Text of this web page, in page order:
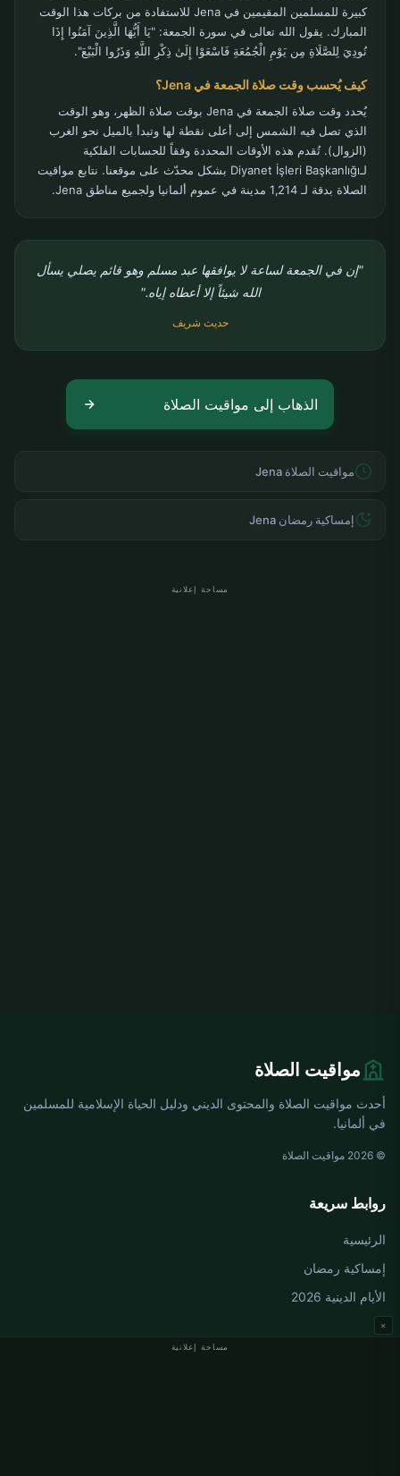
كبيرة للمسلمين المقيمين في Jena للاستفادة من بركات هذا الوقت
المبارك. يقول الله تعالى في سورة الجمعة: "يَا أَيُّهَا الَّذِينَ آمَنُوا إِذَا
نُودِيَ لِلصَّلَاةِ مِن يَوْمِ الْجُمُعَةِ فَاسْعَوْا إِلَىٰ ذِكْرِ اللَّهِ وَذَرُوا الْبَيْعَ".
كيف يُحسب وقت صلاة الجمعة في Jena؟
يُحدد وقت صلاة الجمعة في Jena بوقت صلاة الظهر، وهو الوقت
الذي تصل فيه الشمس إلى أعلى نقطة لها وتبدأ بالميل نحو الغرب
(الزوال). تُقدم هذه الأوقات المحددة وفقاً للحسابات الفلكية
لـDiyanet İşleri Başkanlığı بشكل محدّث على موقعنا. نتابع مواقيت
الصلاة بدقة لـ 1,214 مدينة في عموم ألمانيا ولجميع مناطق Jena.
"إن في الجمعة لساعة لا يوافقها عبد مسلم وهو قائم يصلي يسأل
الله شيئاً إلا أعطاه إياه."
حديث شريف
الذهاب إلى مواقيت الصلاة
مواقيت الصلاة Jena
إمساكية رمضان Jena
مساحة إعلانية
مساحة إعلانية
×
مواقيت الصلاة
أحدث مواقيت الصلاة والمحتوى الديني ودليل الحياة الإسلامية للمسلمين
في ألمانيا.
© 2026 مواقيت الصلاة
روابط سريعة
الرئيسية
إمساكية رمضان
الأيام الدينية 2026